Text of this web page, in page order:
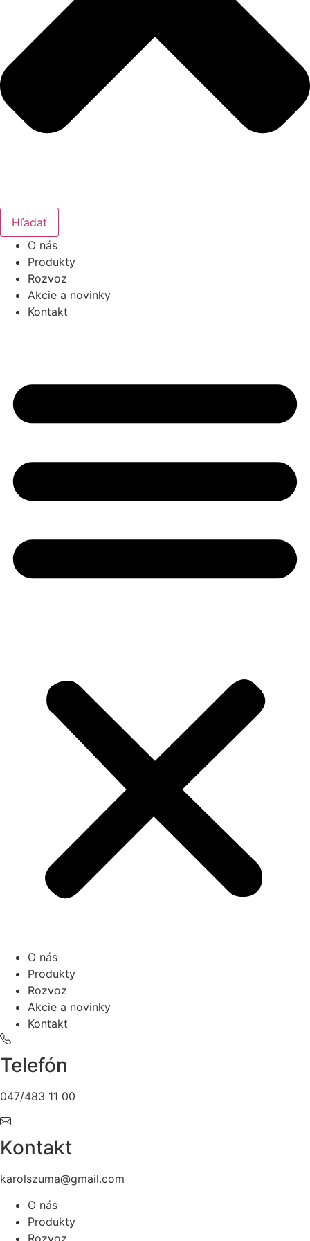
Hľadať
O nás
Produkty
Rozvoz
Akcie a novinky
Kontakt
O nás
Produkty
Rozvoz
Akcie a novinky
Kontakt
Telefón
047/483 11 00
Kontakt
karolszuma@gmail.com
O nás
Produkty